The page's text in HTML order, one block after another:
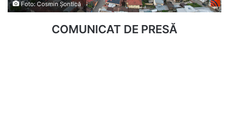
Foto: Cosmin Șontică
COMUNICAT DE PRESĂ